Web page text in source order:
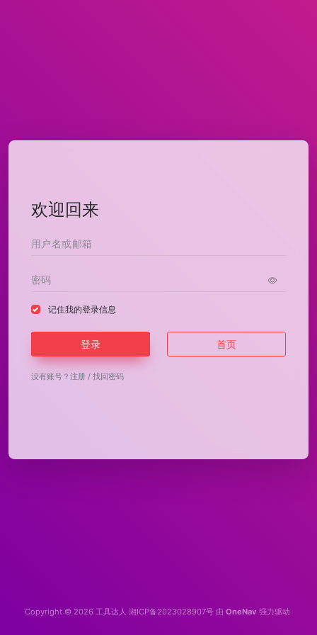
欢迎回来
记住我的登录信息
登录 首页
没有账号？ 注册 / 找回密码
Copyright © 2026 工具达人 湘ICP备2023028907号 由 OneNav 强力驱动